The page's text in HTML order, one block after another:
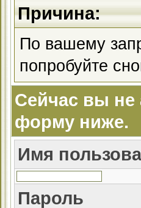
Причина:
По вашему
попробуйте
Сейчас вы не
форму ниже.
Имя
Пароль